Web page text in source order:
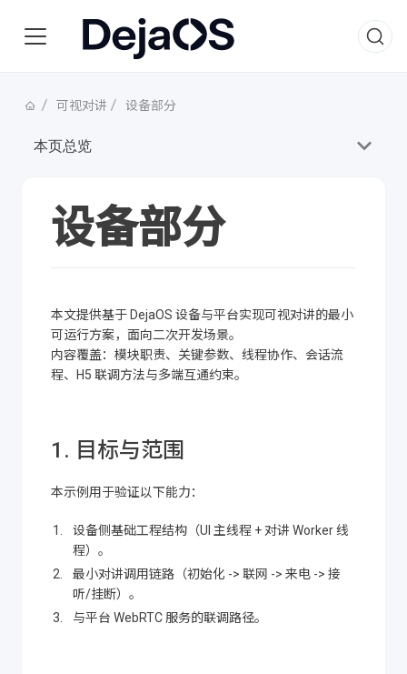
可视对讲 设备部分
本页总览
设备部分
本文提供基于 DejaOS 设备与平台实现可视对讲的最小
可运行方案，面向二次开发场景。
内容覆盖：模块职责、关键参数、线程协作、会话流
程、H5 联调方法与多端互通约束。
1. 目标与范围
本示例用于验证以下能力：
设备侧基础工程结构（UI 主线程 + 对讲 Worker 线
程）。
最小对讲调用链路（初始化 -> 联网 -> 来电 -> 接
听/挂断）。
与平台 WebRTC 服务的联调路径。